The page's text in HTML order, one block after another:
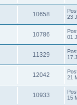
10658
23
10786
01
11329
17
12042
21
10933
15